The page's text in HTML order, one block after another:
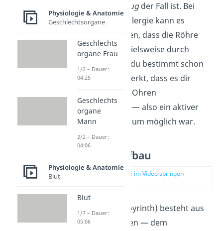
im Flugzeugder Fall ist. Bei
Schnupfen oder Allergie kann es
allerdings passieren, dass die Röhre
blockiert ist, beispielsweise durch
. Das hast du bestimmt schon
einmal daran gemerkt, dass es dir
schwer fiel, deine ‚Ohren
freizubekommen‘ — also ein aktiver
Druckausgleich kaum möglich war.
Innenohr Aufbau
zur Stelle im Video springen
Innenohr
(Labyrinth) besteht aus
zwei Kanalsystemen — dem
Physiologie & Anatomie
Geschlechtsorgane
Geschlechts
organe Frau
1/2 – Dauer:
04:25
Geschlechts
organe
Mann
2/2 – Dauer:
04:06
Physiologie & Anatomie
Blut
Blut
1/7 – Dauer:
05:06